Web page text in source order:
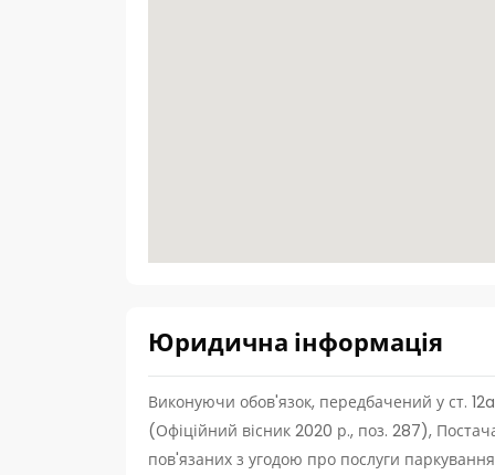
Юридична інформація
Виконуючи обов'язок, передбачений у ст.
(Офіційний вісник 2020 р., поз. 287),
пов'язаних з угодою про послуги